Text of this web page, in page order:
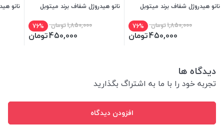
نانو هیدروژل شفاف برند میتوبل
1,850,000تومان 76%
450,000تومان
نانو هیدروژل شفاف برند میتوبل
1,850,000تومان 76%
450,000تومان
نانو
دیدگاه ها
تجربه خود را با ما به اشتراگ بگذارید
افزودن دیدگاه